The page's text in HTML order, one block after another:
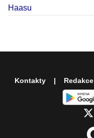
Kontakty Redakce